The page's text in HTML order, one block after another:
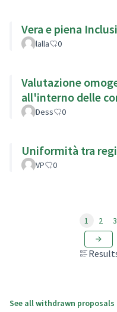
Vera e piena
lalla 0
Valutazione
all'interno delle
Dess 0
Uniformità tra
VP 0
1 2 3
See all withdrawn proposals